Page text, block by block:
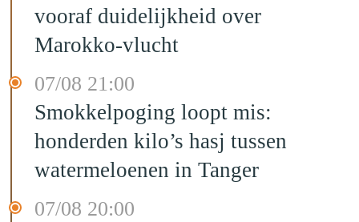
vooraf duidelijkheid over
Marokko-vlucht
07/08 21:00
Smokkelpoging loopt mis:
honderden kilo’s hasj tussen
watermeloenen in Tanger
07/08 20:00